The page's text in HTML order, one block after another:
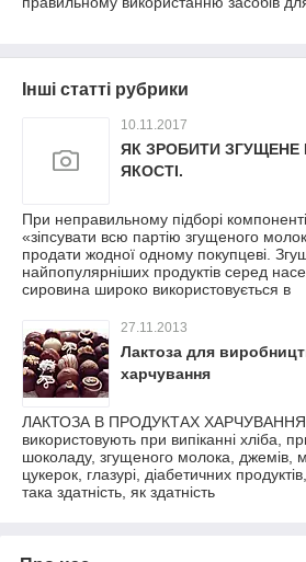
Інші статті рубрики
10.11.2017
ЯК ЗРОБИТИ
ЯКОСТІ.
При неправильному підборі
«зіпсувати всю партію згущеного
продати жодної одному покупцеві.
найпопулярніших продуктів серед
сировина широко використовується в
27.11.2013
Лактоза для
харчування
ЛАКТОЗА В ПРОДУКТАХ ХАРЧУВАННЯ
використовують при випіканні хліба,
шоколаду, згущеного молока, джемів,
цукерок, глазурі, діабетичних
така здатність, як здатність